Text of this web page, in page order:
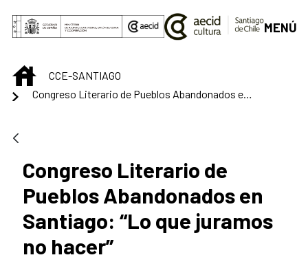
Saltar al contenido principal
MENÚ
INICIOCCE-SANTIAGO
Congreso Literario de Pueblos Abandonados en Santiago: “Lo que juramos no hacer”
Congreso Literario de
Pueblos Abandonados en
Santiago: “Lo que juramos
no hacer”